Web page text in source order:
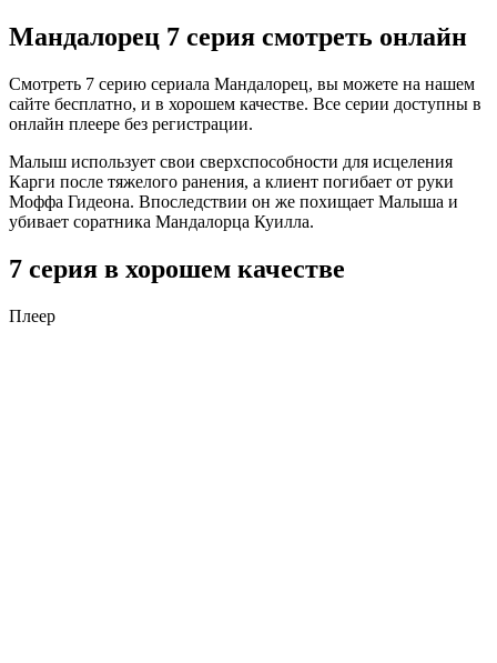
Мандалорец 7 серия смотреть онлайн
Смотреть 7 серию сериала Мандалорец, вы можете на нашем
сайте бесплатно, и в хорошем качестве. Все серии доступны в
онлайн плеере без регистрации.
Малыш использует свои сверхспособности для исцеления
Карги после тяжелого ранения, а клиент погибает от руки
Моффа Гидеона. Впоследствии он же похищает Малыша и
убивает соратника Мандалорца Куилла.
7 серия в хорошем качестве
Плеер